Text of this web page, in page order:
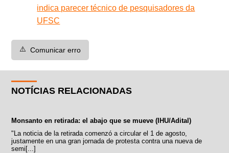
indica parecer técnico de pesquisadores da
UFSC
⚠️ Comunicar erro
NOTÍCIAS RELACIONADAS
Monsanto en retirada: el abajo que se mueve (IHU/Adital)
"La noticia de la retirada comenzó a circular el 1 de agosto,
justamente en una gran jornada de protesta contra una nueva de
semi[...]